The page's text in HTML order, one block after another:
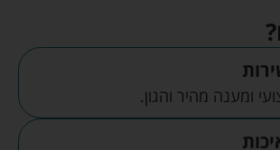
ומענה מהיר והגון.